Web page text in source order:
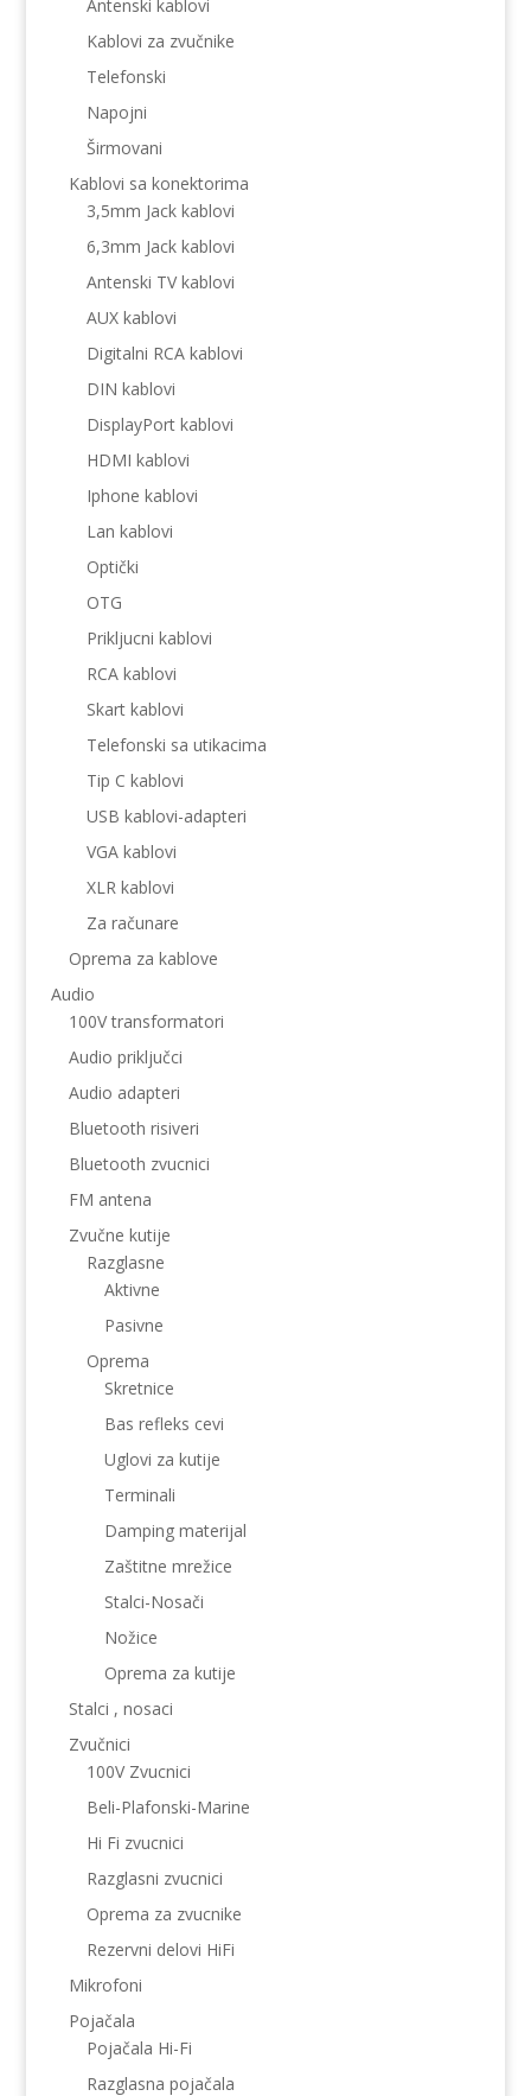
Antenski kablovi
Kablovi za zvučnike
Telefonski
Napojni
Širmovani
Kablovi sa konektorima
3,5mm Jack kablovi
6,3mm Jack kablovi
Antenski TV kablovi
AUX kablovi
Digitalni RCA kablovi
DIN kablovi
DisplayPort kablovi
HDMI kablovi
Iphone kablovi
Lan kablovi
Optički
OTG
Prikljucni kablovi
RCA kablovi
Skart kablovi
Telefonski sa utikacima
Tip C kablovi
USB kablovi-adapteri
VGA kablovi
XLR kablovi
Za računare
Oprema za kablove
Audio
100V transformatori
Audio priključci
Audio adapteri
Bluetooth risiveri
Bluetooth zvucnici
FM antena
Zvučne kutije
Razglasne
Aktivne
Pasivne
Oprema
Skretnice
Bas refleks cevi
Uglovi za kutije
Terminali
Damping materijal
Zaštitne mrežice
Stalci-Nosači
Nožice
Oprema za kutije
Stalci , nosaci
Zvučnici
100V Zvucnici
Beli-Plafonski-Marine
Hi Fi zvucnici
Razglasni zvucnici
Oprema za zvucnike
Rezervni delovi HiFi
Mikrofoni
Pojačala
Pojačala Hi-Fi
Razglasna pojačala